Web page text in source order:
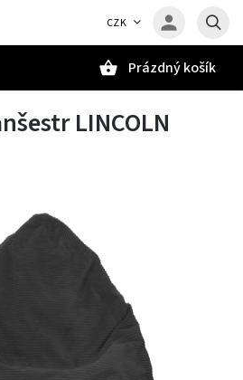
CZK
Prázdný košík
LINCOLN